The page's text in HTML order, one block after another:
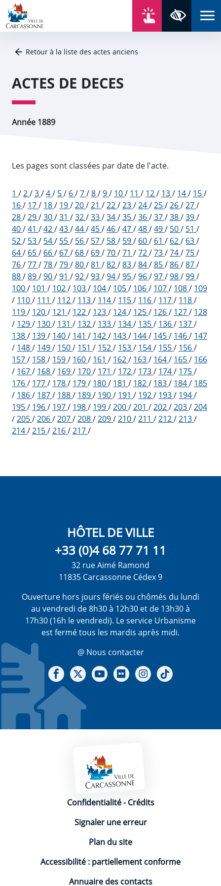
Aller au contenu
Aller au menu
Aller au plan du site
Aller à la recherche
Retour à la liste des actes anciens
ACTES DE DECES
Année 1889
Les pages sont classées par date de l'acte.
1 /2/3/4/ 5/ 6/7/8/9/ 10/ 11 / 12/ 13/ 14/ 15/
16/ 17/ 18/ 19/20/21 /22/23/24/25/26/27/
28/29/30/31 /32/33/34/35/36/37/38/39/
40/41 /42/43/44/45/46/47/48/49/ 50/ 51 /
52/ 53/ 54/ 55/ 56/ 57/ 58/ 59/ 60/ 61 / 62/ 63/
64/ 65/ 66/ 67/ 68/ 69/70/71 /72/73/74/75/
76/77/78/79/80/81 /82/83/84/85/86/87/
88/89/90/91 /92/93/94/95/96/97/98/99/
100/ 101 / 102/ 103/ 104/ 105/ 106/ 107/ 108/ 109
/ 110/ 111 / 112/ 113/ 114/ 115/ 116/ 117/ 118/
119/ 120/ 121 / 122/ 123/ 124/ 125/ 126/ 127/ 128
/ 129/ 130/ 131 / 132/ 133/ 134/ 135/ 136/ 137/
138/ 139/ 140/ 141 / 142/ 143/ 144/ 145/ 146/ 147
/ 148/ 149/ 150/ 151 / 152/ 153/ 154/ 155/ 156/
157/ 158/ 159/ 160/ 161 / 162/ 163/ 164/ 165/ 166
/ 167/ 168/ 169/ 170/ 171 / 172/ 173/ 174/ 175/
176/ 177/ 178/ 179/ 180/ 181 / 182/ 183/ 184/ 185
/ 186/ 187/ 188/ 189/ 190/ 191 / 192/ 193/ 194/
195/ 196/ 197/ 198/ 199/200/201 /202/203/204
/205/206/207/208/209/210/211 /212/213/
214/215/216/217/
HÔTEL DE VILLE
+33 (0)4 68 77 71 11
32 rue Aimé Ramond
11835 Carcassonne Cédex 9
Ouverture hors jours fériés ou chômés du lundi
au vendredi de 8h30 à 12h30 et de 13h30 à
17h30 (16h le vendredi). Le service Urbanisme
est fermé tous les mardis après midi.
@ Nous contacter
Notre Facebook
Notre X - (twitter)
Notre chaine Youtube
Notre Gallerie sur Flickr
Notre Instagram
Mentions légales
Confidentialité-Crédits
Signaler une erreur
Plan du site
Accessibilité : partiellement conforme
Annuaire des contacts
Panneau de gestion des cookies